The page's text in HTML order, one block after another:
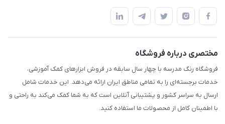
استایل معلم و دانش آموز
بازی و نمایش
تزئین کلاس
طرح های تشویقی
گیفت ها و جوایز
سایر محصولات
قوانین و مقررات
حریم خصوصی
مختصری درباره فروشگاه
فروشگاه رنگ مدرسه با چهار سال سابقه در فروش ابزارهای کمک آموزشی،
خدمات برجسته‌ای را به تمامی مناطق ایران ارائه می‌دهد. این خدمات شامل
ارسال به سراسر کشور و پشتیبانی آنلاین است که به شما کمک می‌کند به راحتی و
با اطمینان کامل از محصولات ما استفاده کنید.